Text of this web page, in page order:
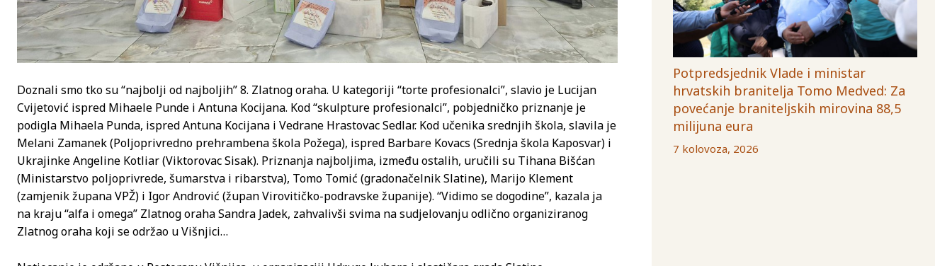
Doznali smo tko su “najbolji od najboljih” 8. Zlatnog oraha. U kategoriji “torte profesionalci”, slavio je Lucijan
Cvijetović ispred Mihaele Punde i Antuna Kocijana. Kod “skulpture profesionalci”, pobjedničko priznanje je
podigla Mihaela Punda, ispred Antuna Kocijana i Vedrane Hrastovac Sedlar. Kod učenika srednjih škola, slavila je
Melani Zamanek (Poljoprivredno prehrambena škola Požega), ispred Barbare Kovacs (Srednja škola Kaposvar) i
Ukrajinke Angeline Kotliar (Viktorovac Sisak). Priznanja najboljima, između ostalih, uručili su Tihana Bišćan
(Ministarstvo poljoprivrede, šumarstva i ribarstva), Tomo Tomić (gradonačelnik Slatine), Marijo Klement
(zamjenik župana VPŽ) i Igor Andrović (župan Virovitičko-podravske županije). “Vidimo se dogodine”, kazala ja
na kraju “alfa i omega” Zlatnog oraha Sandra Jadek, zahvalivši svima na sudjelovanju odlično organiziranog
Zlatnog oraha koji se održao u Višnjici…
Potpredsjednik Vlade i ministar
hrvatskih branitelja Tomo Medved: Za
povećanje braniteljskih mirovina 88,5
milijuna eura
7 kolovoza, 2026